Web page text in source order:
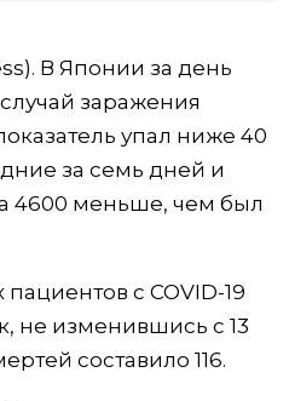
SNS
В Японии за день
заражения
упал ниже 40
за семь дней и
4600 меньше, чем был
с COVID-19
не изменившись с 13
составило 116.